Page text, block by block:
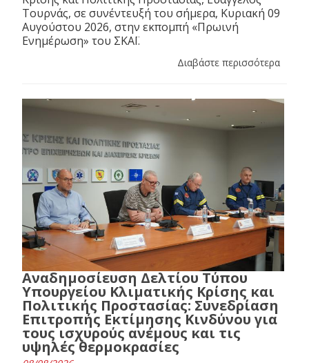
Τουρνάς, σε συνέντευξή του σήμερα, Κυριακή 09
Αυγούστου 2026, στην εκπομπή «Πρωινή
Ενημέρωση» του ΣΚΑΪ.
Διαβάστε περισσότερα
Αναδημοσίευση Δελτίου Τύπου
Υπουργείου Κλιματικής Κρίσης και
Πολιτικής Προστασίας: Συνεδρίαση
Επιτροπής Εκτίμησης Κινδύνου για
τους ισχυρούς ανέμους και τις
υψηλές θερμοκρασίες